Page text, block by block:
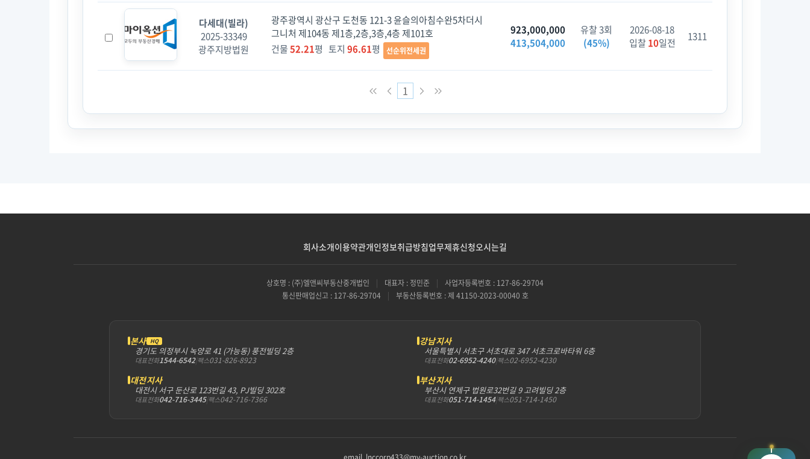
다세대(빌라)
2025-33349
광주지방법원
광주광역시 광산구 도천동 121-3 윤슬의아침수완5차더시
그니처 제104동 제1층,2층,3층,4층 제101호
건물52.21평 토지 96.61평 선순위전세권
923,000,000
413,504,000
유찰 3회
(45%)
2026-08-18
입찰10일전 1311
1
회사소개이용약관개인정보취급방침업무제휴신청오시는길
상호명 : (주)엘앤씨부동산중개법인 | 대표자 : 정민준 |
사업자등록번호 : 127-86-29704
통신판매업신고 : 127-86-29704
| 부동산등록번호 : 제 41150-2023-00040 호
본사 HQ
경기도 의정부시 녹양로 41 (가능동) 풍전빌딩 2층
대표전화1544-6542|팩스031-826-8923
강남지사
서울특별시 서초구 서초대로 347 서초크로바타워 6층
대표전화02-6952-4240|팩스02-6952-4230
대전지사
대전시 서구 둔산로 123번길 43, PJ빌딩 302호
대표전화042-716-3445|팩스042-716-7366
부산지사
부산시 연제구 법원로32번길 9 고려빌딩 2층
대표전화051-714-1454|팩스051-714-1450